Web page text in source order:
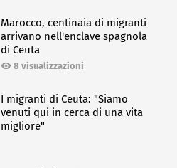
Marocco, centinaia di migranti
arrivano nell'enclave spagnola
di Ceuta
8 visualizzazioni
I migranti di Ceuta: "Siamo
venuti qui in cerca di una vita
migliore"